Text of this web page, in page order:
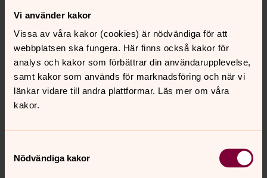
Vi använder kakor
Vissa av våra kakor (cookies) är nödvändiga för att
webbplatsen ska fungera. Här finns också kakor för
analys och kakor som förbättrar din användarupplevelse,
samt kakor som används för marknadsföring och när vi
länkar vidare till andra plattformar. Läs mer om våra
kakor.
Nödvändiga kakor
Richard Klingspor /ordf. valkommittèn
richard@primeforlife.no
Synpunkter eller frågor på sidans
Dela